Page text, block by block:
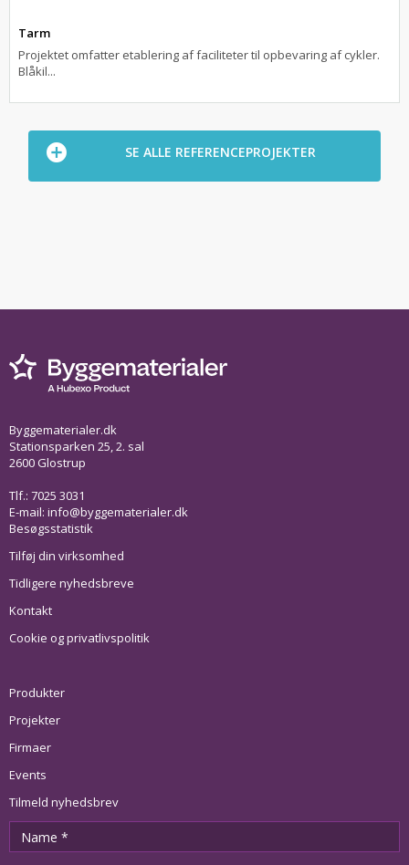
Tarm
Projektet omfatter etablering af faciliteter til opbevaring af cykler.
Blåkil...
SE ALLE REFERENCEPROJEKTER
Byggematerialer.dk
Stationsparken 25, 2. sal
2600 Glostrup
Tlf.: 7025 3031
E-mail: info@byggematerialer.dk
Besøgsstatistik
Tilføj din virksomhed
Tidligere nyhedsbreve
Kontakt
Cookie og privatlivspolitik
Produkter
Projekter
Firmaer
Events
Tilmeld nyhedsbrev